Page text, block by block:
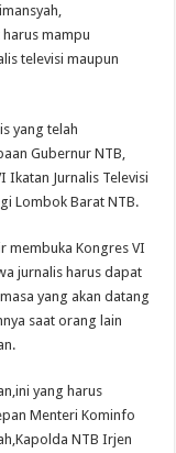
mampu
televisi maupun
yang telah
Gubernur NTB,
Ikatan Jurnalis Televisi
Lombok Barat NTB.
membuka Kongres VI
jurnalis harus dapat
yang akan datang
saat orang lain
yang harus
Menteri Kominfo
NTB Irjen